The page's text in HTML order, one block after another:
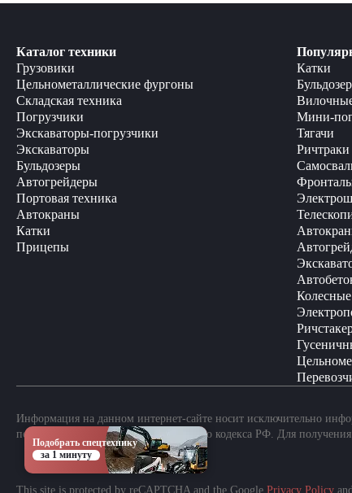
Каталог техники
Грузовики
Цельнометаллические фургоны
Складская техника
Погрузчики
Экскаваторы-погрузчики
Экскаваторы
Бульдозеры
Автогрейдеры
Портовая техника
Автокраны
Катки
Прицепы
Катки
Мини-
Тягачи
Ричтраки
Информация на данном интернет-сайте носит исключительно
положениями Статьи 437 Гражданского кодекса РФ. Для
This site is protected by reCAPTCHA and the Google Privacy Policy and
Подобрать спецтехнику
за 1 минуту